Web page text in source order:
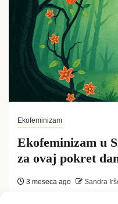
Ekofeminizam
Ekofeminizam u
za ovaj pokret
3 meseca ago Sandra